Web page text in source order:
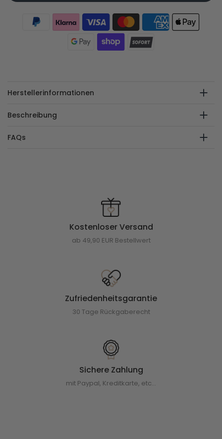
Herstellerinformationen
Beschreibung
FAQs
Kostenloser Versand
ab 49,90 EUR Bestellwert
Zufriedenheitsgarantie
30 Tage Rückgaberecht
Sichere Zahlung
mit Paypal, Kreditkarte, etc...